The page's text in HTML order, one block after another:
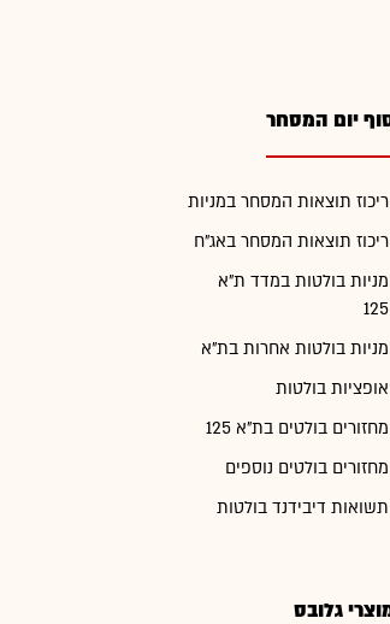
יום המסחר
ריכוז תוצאות המסחר במניות
ריכוז תוצאות המסחר באג"ח
מניות בולטות במדד ת"א
125
מניות בולטות אחרות בת"א
אופציות בולטות
מחזורים בולטים בת"א 125
מחזורים בולטים נוספים
תשואות דיבידנד בולטות
גלובס